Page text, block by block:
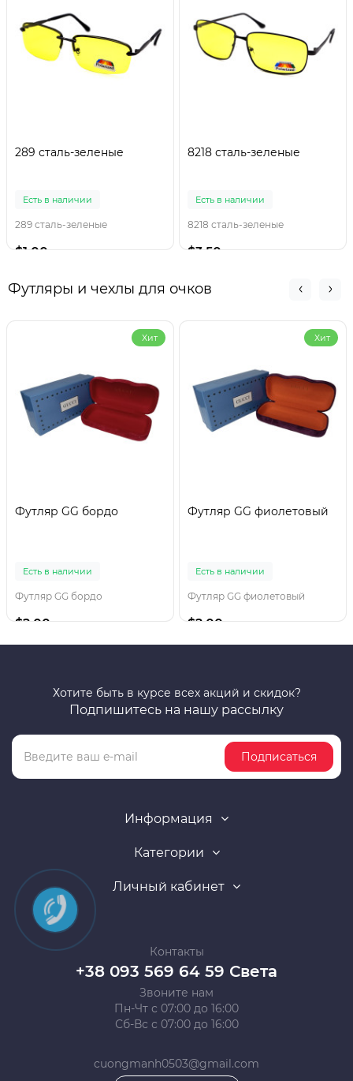
289 сталь-зеленые
Есть в наличии
289 сталь-зеленые
$1.00
8218 сталь-зеленые
Есть в наличии
8218 сталь-зеленые
$3.50
Футляры и чехлы для очков
Хит
Футляр GG бордо
Есть в наличии
Футляр GG бордо
$2.00
Хит
Футляр GG фиолетовый
Есть в наличии
Футляр GG фиолетовый
$2.00
Хотите быть в курсе всех акций и скидок?
Подпишитесь на нашу рассылку
Подписаться
Информация
Категории
Личный кабинет
Контакты
+38 093 569 64 59 Света
Звоните нам
Пн-Чт с 07:00 до 16:00
Сб-Вс с 07:00 до 16:00
cuongmanh0503@gmail.com